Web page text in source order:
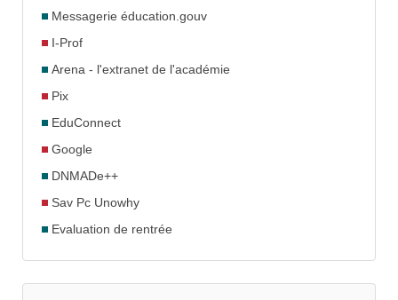
Messagerie éducation.gouv
I-Prof
Arena - l'extranet de l'académie
Pix
EduConnect
Google
DNMADe++
Sav Pc Unowhy
Evaluation de rentrée